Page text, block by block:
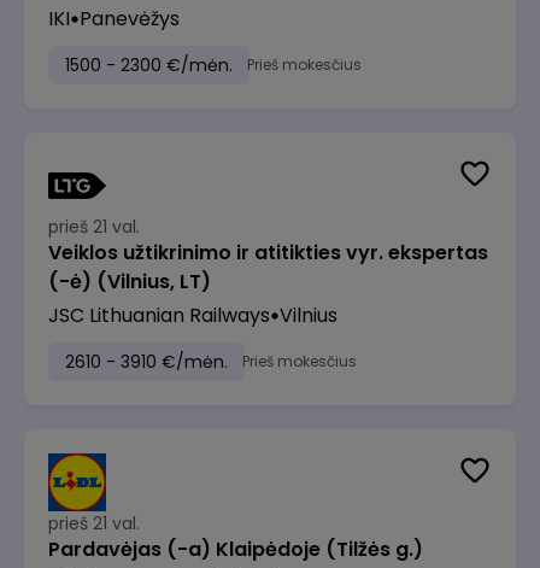
IKI Panevėžys
1500 - 2300 €/mėn. Prieš mokesčius
prieš 21 val.
Veiklos užtikrinimo ir atitikties vyr. ekspertas
(-ė) (Vilnius, LT)
JSC Lithuanian Railways Vilnius
2610 - 3910 €/mėn. Prieš mokesčius
prieš 21 val.
Pardavėjas (-a) Klaipėdoje (Tilžės g.)